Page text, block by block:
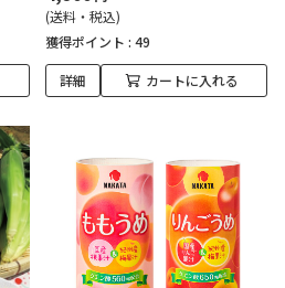
(送料・税込)
獲得ポイント : 49
詳細 カートに入れる